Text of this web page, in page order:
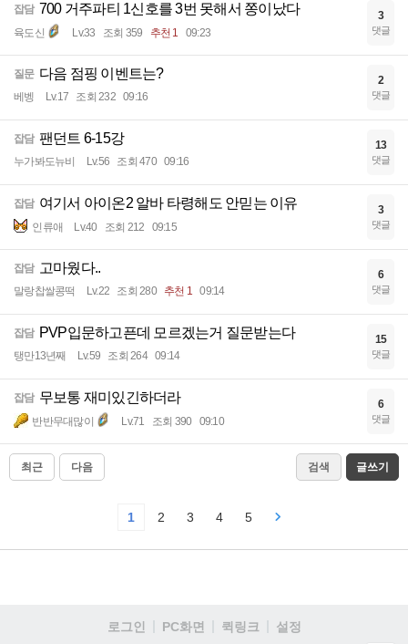
잡담 700 거주파티 1신호를 3번 못해서 쫑이났다
육도신 Lv.33 조회 359 추천 1 09:23
3
댓글
질문 다음 점핑 이벤트는?
베벵 Lv.17 조회 232 09:16
2
댓글
잡담 팬던트 6-15강
누가봐도뉴비 Lv.56 조회 470 09:16
13
댓글
잡담 여기서 아이온2 알바 타령해도 안믿는 이유
인류애 Lv.40 조회 212 09:15
3
댓글
잡담 고마웠다..
말랑찹쌀콩떡 Lv.22 조회 280 추천 1 09:14
6
댓글
잡담 PVP입문하고픈데 모르겠는거 질문받는다
탱만13년째 Lv.59 조회 264 09:14
15
댓글
잡담 무보통 재미있긴하더라
반반무대많이 Lv.71 조회 390 09:10
6
댓글
최근 다음 검색 글쓰기
1 2 3 4 5
로그인 PC화면 퀵링크
설정